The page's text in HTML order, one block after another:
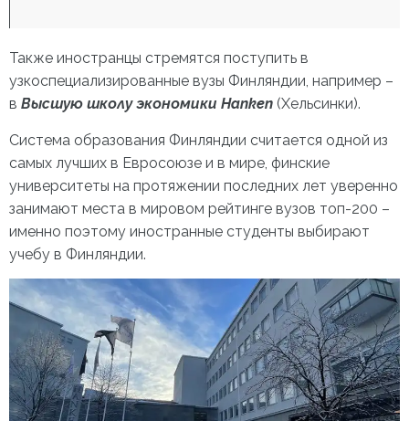
Также иностранцы стремятся поступить в
узкоспециализированные вузы Финляндии, например –
в Высшую школу экономики Hanken (Хельсинки).
Система образования Финляндии считается одной из
самых лучших в Евросоюзе и в мире, финские
университеты на протяжении последних лет уверенно
занимают места в мировом рейтинге вузов топ-200 –
именно поэтому иностранные студенты выбирают
учебу в Финляндии.